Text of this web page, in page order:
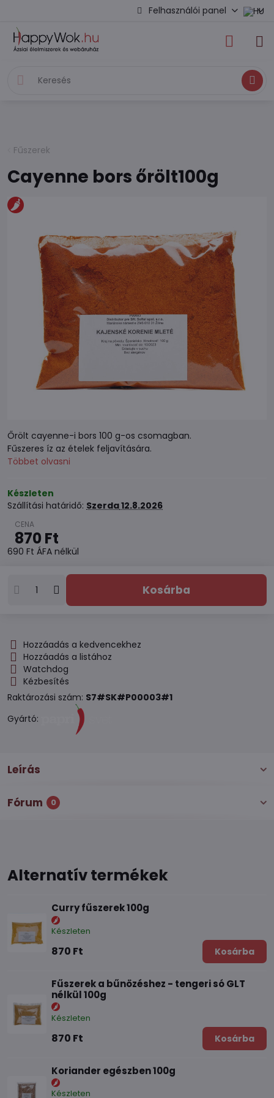
Felhasználói panel
Keresés
Fűszerek
Cayenne bors őrölt100g
Őrölt cayenne-i bors 100 g-os csomagban.
Fűszeres íz az ételek feljavítására.
Többet olvasni
Készleten
Szállítási határidő: Szerda12.8.2026
870 Ft
690 Ft ÁFA nélkül
Kosárba
Hozzáadás a kedvencekhez
Hozzáadás a listához
Watchdog
Kézbesítés
Raktározási szám: S7#SK#P00003#1
Gyártó:
Leírás
Fórum 0
Alternatív termékek
Curry fűszerek 100g
Készleten
870 Ft Kosárba
Fűszerek a bűnözéshez - tengeri só GLT
nélkül 100g
Készleten
870 Ft Kosárba
Koriander egészben 100g
Készleten